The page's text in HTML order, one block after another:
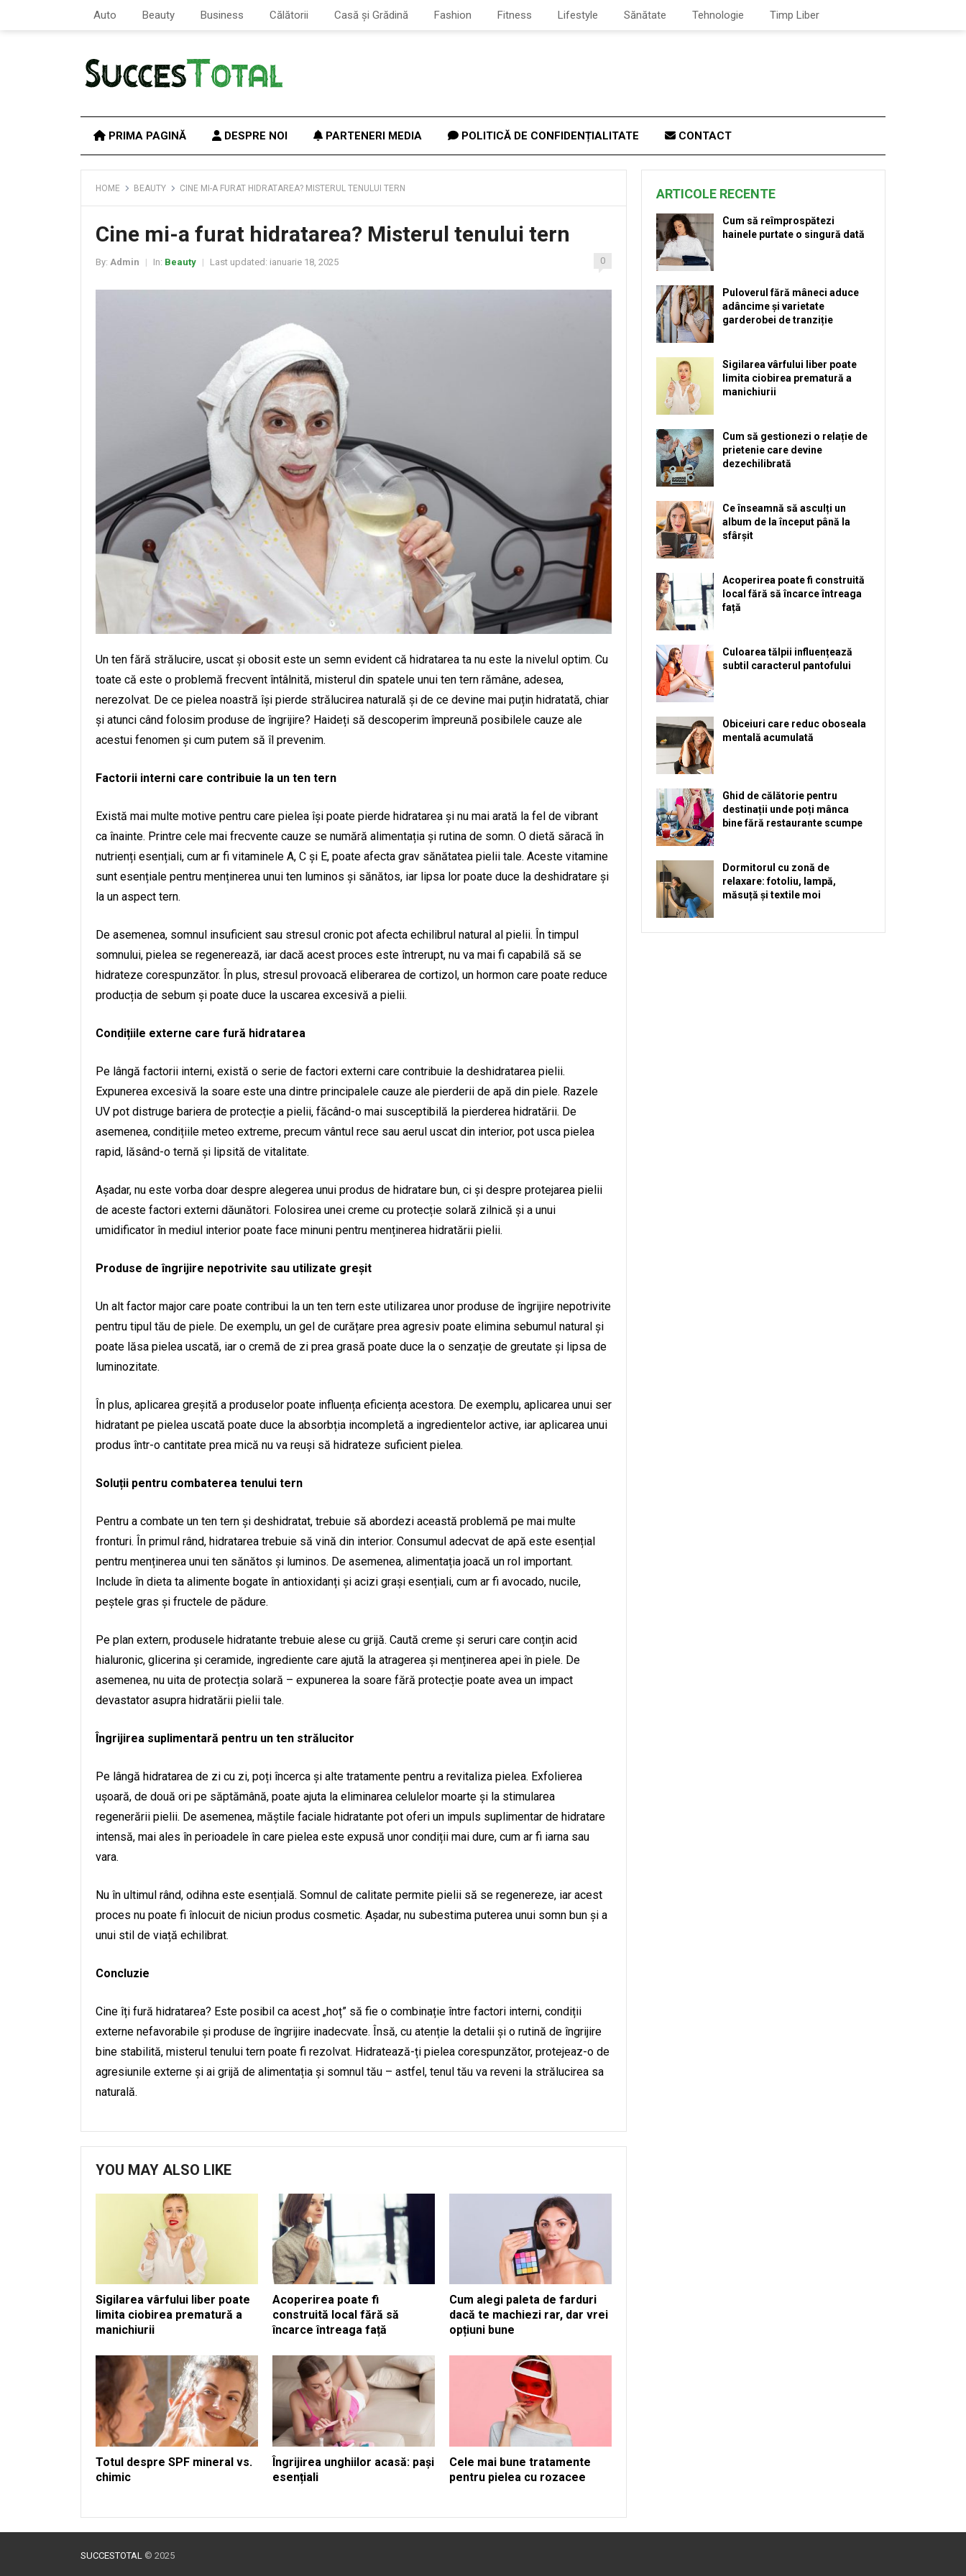
Auto Beauty Business Călătorii Casă și Grădină Fashion Fitness Lifestyle Sănătate Tehnologie Timp Liber
PRIMA PAGINĂ DESPRE NOI PARTENERI MEDIA POLITICĂ DE CONFIDENȚIALITATE CONTACT
HOME BEAUTY CINE MI-A FURAT HIDRATAREA? MISTERUL TENULUI TERN
Cine mi-a furat hidratarea? Misterul tenului tern
By: Admin In: Beauty Last updated: ianuarie 18, 2025 0
Un ten fără strălucire, uscat și obosit este un semn evident că hidratarea ta nu este la nivelul optim. Cu
toate că este o problemă frecvent întâlnită, misterul din spatele unui ten tern rămâne, adesea,
nerezolvat. De ce pielea noastră își pierde strălucirea naturală și de ce devine mai puțin hidratată, chiar
și atunci când folosim produse de îngrijire? Haideți să descoperim împreună posibilele cauze ale
acestui fenomen și cum putem să îl prevenim.
Factorii interni care contribuie la un ten tern
Există mai multe motive pentru care pielea își poate pierde hidratarea și nu mai arată la fel de vibrant
ca înainte. Printre cele mai frecvente cauze se numără alimentația și rutina de somn. O dietă săracă în
nutrienți esențiali, cum ar fi vitaminele A, C și E, poate afecta grav sănătatea pielii tale. Aceste vitamine
sunt esențiale pentru menținerea unui ten luminos și sănătos, iar lipsa lor poate duce la deshidratare și
la un aspect tern.
De asemenea, somnul insuficient sau stresul cronic pot afecta echilibrul natural al pielii. În timpul
somnului, pielea se regenerează, iar dacă acest proces este întrerupt, nu va mai fi capabilă să se
hidrateze corespunzător. În plus, stresul provoacă eliberarea de cortizol, un hormon care poate reduce
producția de sebum și poate duce la uscarea excesivă a pielii.
Condițiile externe care fură hidratarea
Pe lângă factorii interni, există o serie de factori externi care contribuie la deshidratarea pielii.
Expunerea excesivă la soare este una dintre principalele cauze ale pierderii de apă din piele. Razele
UV pot distruge bariera de protecție a pielii, făcând-o mai susceptibilă la pierderea hidratării. De
asemenea, condițiile meteo extreme, precum vântul rece sau aerul uscat din interior, pot usca pielea
rapid, lăsând-o ternă și lipsită de vitalitate.
Așadar, nu este vorba doar despre alegerea unui produs de hidratare bun, ci și despre protejarea pielii
de aceste factori externi dăunători. Folosirea unei creme cu protecție solară zilnică și a unui
umidificator în mediul interior poate face minuni pentru menținerea hidratării pielii.
Produse de îngrijire nepotrivite sau utilizate greșit
Un alt factor major care poate contribui la un ten tern este utilizarea unor produse de îngrijire nepotrivite
pentru tipul tău de piele. De exemplu, un gel de curățare prea agresiv poate elimina sebumul natural și
poate lăsa pielea uscată, iar o cremă de zi prea grasă poate duce la o senzație de greutate și lipsa de
luminozitate.
În plus, aplicarea greșită a produselor poate influența eficiența acestora. De exemplu, aplicarea unui ser
hidratant pe pielea uscată poate duce la absorbția incompletă a ingredientelor active, iar aplicarea unui
produs într-o cantitate prea mică nu va reuși să hidrateze suficient pielea.
Soluții pentru combaterea tenului tern
Pentru a combate un ten tern și deshidratat, trebuie să abordezi această problemă pe mai multe
fronturi. În primul rând, hidratarea trebuie să vină din interior. Consumul adecvat de apă este esențial
pentru menținerea unui ten sănătos și luminos. De asemenea, alimentația joacă un rol important.
Include în dieta ta alimente bogate în antioxidanți și acizi grași esențiali, cum ar fi avocado, nucile,
peștele gras și fructele de pădure.
Pe plan extern, produsele hidratante trebuie alese cu grijă. Caută creme și seruri care conțin acid
hialuronic, glicerina și ceramide, ingrediente care ajută la atragerea și menținerea apei în piele. De
asemenea, nu uita de protecția solară – expunerea la soare fără protecție poate avea un impact
devastator asupra hidratării pielii tale.
Îngrijirea suplimentară pentru un ten strălucitor
Pe lângă hidratarea de zi cu zi, poți încerca și alte tratamente pentru a revitaliza pielea. Exfolierea
ușoară, de două ori pe săptămână, poate ajuta la eliminarea celulelor moarte și la stimularea
regenerării pielii. De asemenea, măștile faciale hidratante pot oferi un impuls suplimentar de hidratare
intensă, mai ales în perioadele în care pielea este expusă unor condiții mai dure, cum ar fi iarna sau
vara.
Nu în ultimul rând, odihna este esențială. Somnul de calitate permite pielii să se regenereze, iar acest
proces nu poate fi înlocuit de niciun produs cosmetic. Așadar, nu subestima puterea unui somn bun și a
unui stil de viață echilibrat.
Concluzie
Cine îți fură hidratarea? Este posibil ca acest „hoț” să fie o combinație între factori interni, condiții
externe nefavorabile și produse de îngrijire inadecvate. Însă, cu atenție la detalii și o rutină de îngrijire
bine stabilită, misterul tenului tern poate fi rezolvat. Hidratează-ți pielea corespunzător, protejeaz-o de
agresiunile externe și ai grijă de alimentația și somnul tău – astfel, tenul tău va reveni la strălucirea sa
naturală.
YOU MAY ALSO LIKE
Sigilarea vârfului liber poate
limita ciobirea prematură a
manichiurii
Acoperirea poate fi
construită local fără să
încarce întreaga față
Cum alegi paleta de farduri
dacă te machiezi rar, dar vrei
opțiuni bune
Totul despre SPF mineral vs.
chimic
Îngrijirea unghiilor acasă: pași
esențiali
Cele mai bune tratamente
pentru pielea cu rozacee
ARTICOLE RECENTE
Cum să reîmprospătezi
hainele purtate o singură dată
Puloverul fără mâneci aduce
adâncime și varietate
garderobei de tranziție
Sigilarea vârfului liber poate
limita ciobirea prematură a
manichiurii
Cum să gestionezi o relație de
prietenie care devine
dezechilibrată
Ce înseamnă să asculți un
album de la început până la
sfârșit
Acoperirea poate fi construită
local fără să încarce întreaga
față
Culoarea tălpii influențează
subtil caracterul pantofului
Obiceiuri care reduc oboseala
mentală acumulată
Ghid de călătorie pentru
destinații unde poți mânca
bine fără restaurante scumpe
Dormitorul cu zonă de
relaxare: fotoliu, lampă,
măsuță și textile moi
SUCCESTOTAL © 2025